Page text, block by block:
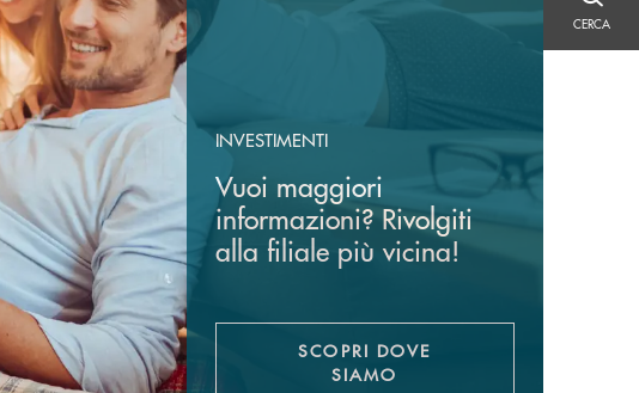
CERCA
CERCA
INVESTIMENTI
Vuoi maggiori
informazioni? Rivolgiti
alla filiale più vicina!
SCOPRI DOVE
SIAMO